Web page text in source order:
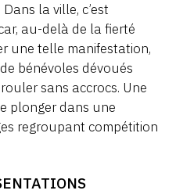
la ville, c’est
au-delà de la fierté
une telle manifestation,
bénévoles dévoués
sans accrocs. Une
plonger dans une
regroupant compétition